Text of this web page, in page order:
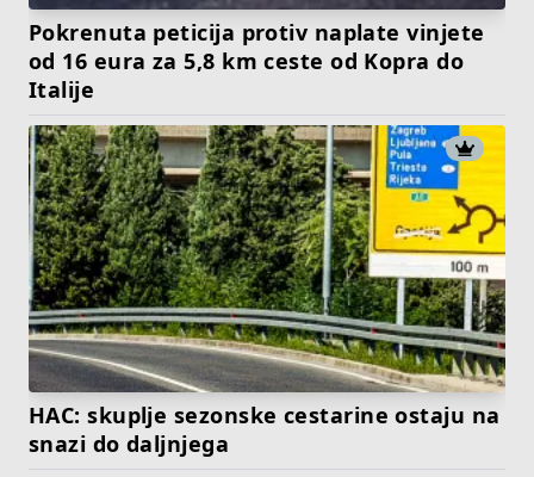
Pokrenuta peticija protiv naplate vinjete
od 16 eura za 5,8 km ceste od Kopra do
Italije
HAC: skuplje sezonske cestarine ostaju na
snazi do daljnjega